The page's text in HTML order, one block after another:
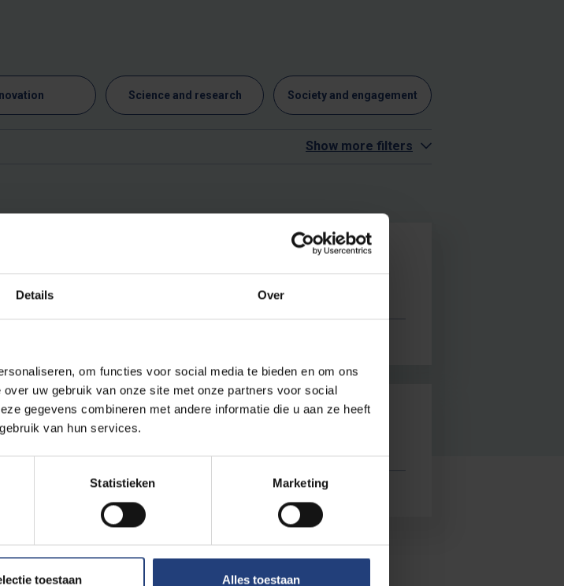
Details Over
om functies voor social media te bieden en om ons
uw gebruik van onze site met onze partners voor social
gegevens combineren met andere informatie die u aan ze heeft
van hun services.
Statistieken Marketing
toestaan Alles toestaan
Science and research Society and engagement
Show more filters
| MABABU by Pamela Tulizo
@ PRÓXIMAMENTE